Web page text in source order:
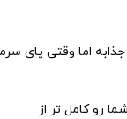
اما وقتی پای
رو کامل تر از